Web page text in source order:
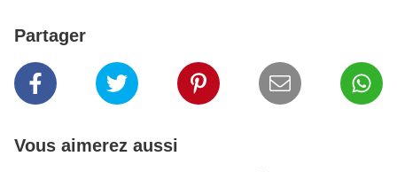
Partager
Vous aimerez aussi